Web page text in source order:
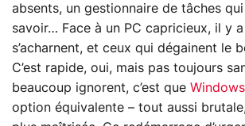
absents, un gestionnaire de tâches
savoir… Face à un PC capricieux, il y
s’acharnent, et ceux qui dégainent le
C’est rapide, oui, mais pas toujours
beaucoup ignorent, c’est que Windows
option équivalente – tout aussi